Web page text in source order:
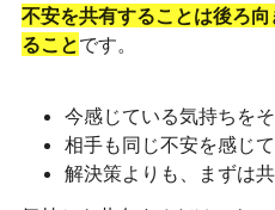
不安を共有することは後ろ
ることです。
今感じている気持ちを
相手も同じ不安を感じ
解決策よりも、まずは